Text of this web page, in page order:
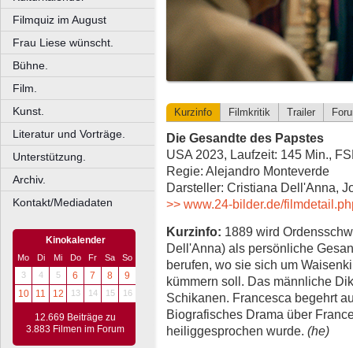
Filmquiz im August
Frau Liese wünscht.
Bühne.
Film.
Kunst.
Literatur und Vorträge.
Unterstützung.
Archiv.
Kontakt/Mediadaten
Kinokalender
Mo Di Mi Do Fr Sa
So
3
4 5 6 7 8
9
10
11 12 13 14 15 16
12.669 Beiträge zu
3.883 Filmen im Forum
Kurzinfo Filmkritik Trailer
Die Gesandte des Papstes
USA 2023, Laufzeit: 145 Min.,
Regie: Alejandro Monteverde
Darsteller: Cristiana Dell'Anna,
>> www.24-bilder.de/
Kurzinfo: 1889 wird
Dell'Anna) als persönliche
berufen, wo sie sich um
kümmern soll. Das männliche
Schikanen. Francesca begehrt
Biografisches Drama über
heiliggesprochen wurde. (he)